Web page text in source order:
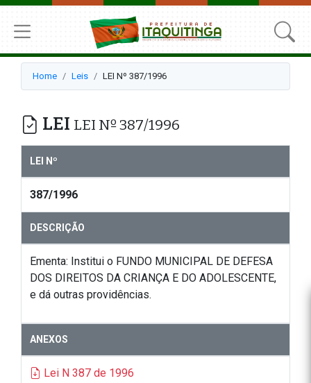
Home Leis LEI Nº 387/1996
LEI LEI Nº 387/1996
LEI Nº
387/1996
DESCRIÇÃO
Ementa: Institui o FUNDO MUNICIPAL DE DEFESA
DOS DIREITOS DA CRIANÇA E DO ADOLESCENTE,
e dá outras providências.
ANEXOS
Lei N 387 de 1996